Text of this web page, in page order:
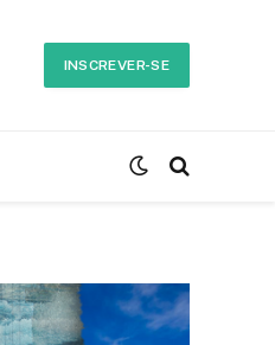
INSCREVER-SE